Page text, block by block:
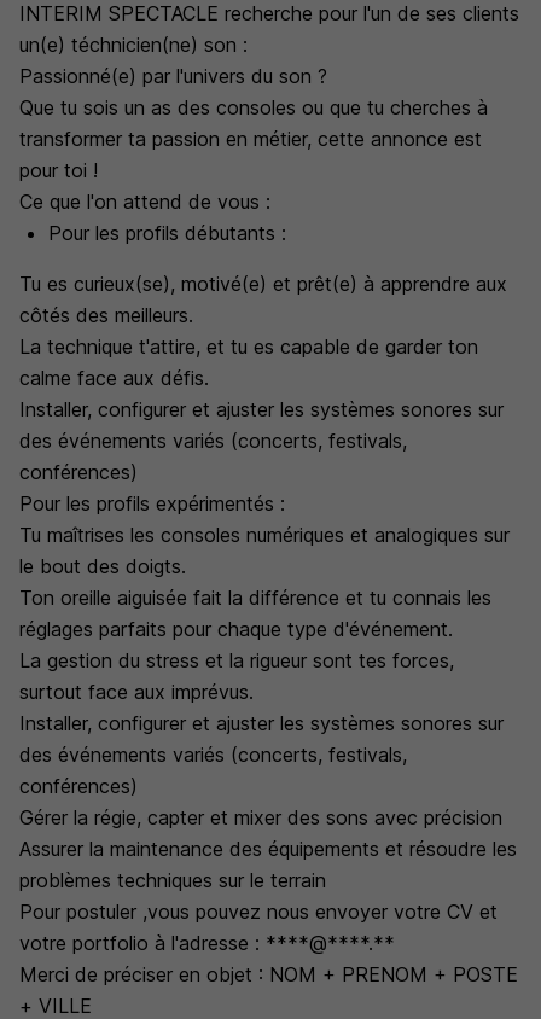
INTERIM SPECTACLE recherche pour l'un de ses clients
un(e) téchnicien(ne) son :
Passionné(e) par l'univers du son ?
Que tu sois un as des consoles ou que tu cherches à
transformer ta passion en métier, cette annonce est
pour toi !
Ce que l'on attend de vous :
Pour les profils débutants :
Tu es curieux(se), motivé(e) et prêt(e) à apprendre aux
côtés des meilleurs.
La technique t'attire, et tu es capable de garder ton
calme face aux défis.
Installer, configurer et ajuster les systèmes sonores sur
des événements variés (concerts, festivals,
conférences)
Pour les profils expérimentés :
Tu maîtrises les consoles numériques et analogiques sur
le bout des doigts.
Ton oreille aiguisée fait la différence et tu connais les
réglages parfaits pour chaque type d'événement.
La gestion du stress et la rigueur sont tes forces,
surtout face aux imprévus.
Installer, configurer et ajuster les systèmes sonores sur
des événements variés (concerts, festivals,
conférences)
Gérer la régie, capter et mixer des sons avec précision
Assurer la maintenance des équipements et résoudre les
problèmes techniques sur le terrain
Pour postuler ,vous pouvez nous envoyer votre CV et
votre portfolio à l'adresse : ****@****.**
Merci de préciser en objet : NOM + PRENOM + POSTE
+ VILLE